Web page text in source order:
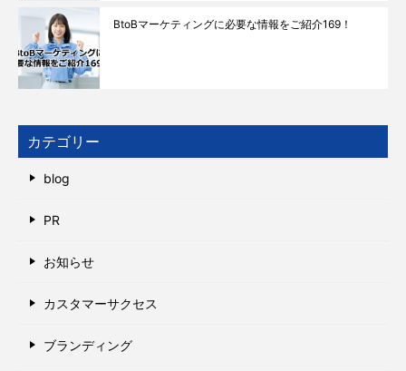
BtoBマーケティングに必要な情報をご紹介169！
カテゴリー
blog
PR
お知らせ
カスタマーサクセス
ブランディング